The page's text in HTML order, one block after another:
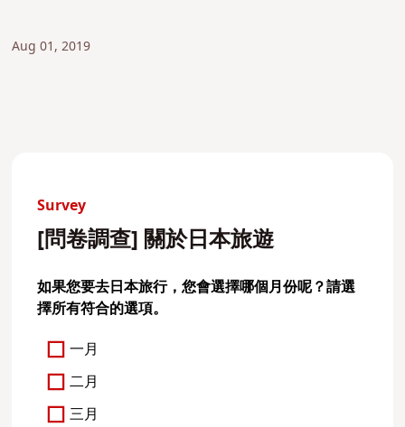
Aug 01, 2019
Survey
[問卷調查] 關於日本旅遊
如果您要去日本旅行，您會選擇哪個月份呢？請選
擇所有符合的選項。
一月
二月
三月